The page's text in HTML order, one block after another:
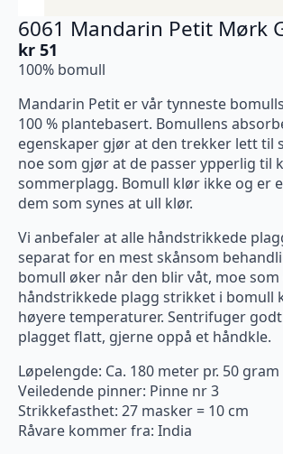
6061 Mandarin Petit Mørk
kr 51
100% bomull
Mandarin Petit er vår tynneste
100 % plantebasert. Bomullens
egenskaper gjør at den trekker lett til
noe som gjør at de passer ypperlig til
sommerplagg. Bomull klør ikke og er
dem som synes at ull klør.
Vi anbefaler at alle håndstrikkede
separat for en mest skånsom
bomull øker når den blir våt, moe
håndstrikkede plagg strikket i bomull
høyere temperaturer. Sentrifuger
plagget flatt, gjerne oppå et håndkle.
Løpelengde: Ca. 180 meter pr. 50 gram
Veiledende pinner: Pinne nr 3
Strikkefasthet: 27 masker = 10 cm
Råvare kommer fra: India